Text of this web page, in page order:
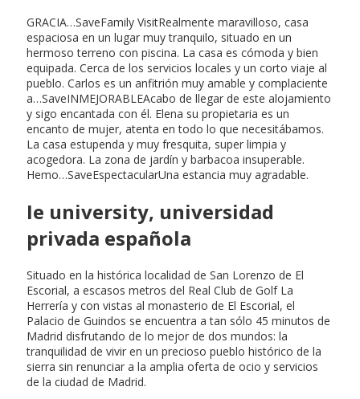
GRACIA…SaveFamily VisitRealmente maravilloso, casa
espaciosa en un lugar muy tranquilo, situado en un
hermoso terreno con piscina. La casa es cómoda y bien
equipada. Cerca de los servicios locales y un corto viaje al
pueblo. Carlos es un anfitrión muy amable y complaciente
a…SaveINMEJORABLEAcabo de llegar de este alojamiento
y sigo encantada con él. Elena su propietaria es un
encanto de mujer, atenta en todo lo que necesitábamos.
La casa estupenda y muy fresquita, super limpia y
acogedora. La zona de jardín y barbacoa insuperable.
Hemo…SaveEspectacularUna estancia muy agradable.
Ie university, universidad
privada española
Situado en la histórica localidad de San Lorenzo de El
Escorial, a escasos metros del Real Club de Golf La
Herrería y con vistas al monasterio de El Escorial, el
Palacio de Guindos se encuentra a tan sólo 45 minutos de
Madrid disfrutando de lo mejor de dos mundos: la
tranquilidad de vivir en un precioso pueblo histórico de la
sierra sin renunciar a la amplia oferta de ocio y servicios
de la ciudad de Madrid.